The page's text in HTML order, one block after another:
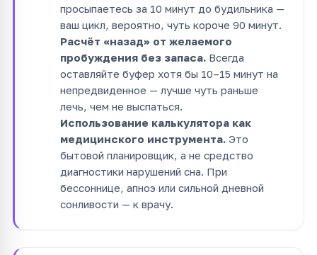
просыпаетесь за 10 минут до будильника —
ваш цикл, вероятно, чуть короче 90 минут.
Расчёт «назад» от желаемого
пробуждения без запаса. Всегда
оставляйте буфер хотя бы 10–15 минут на
непредвиденное — лучше чуть раньше
лечь, чем не выспаться.
Использование калькулятора как
медицинского инструмента. Это
бытовой планировщик, а не средство
диагностики нарушений сна. При
бессоннице, апноэ или сильной дневной
сонливости — к врачу.